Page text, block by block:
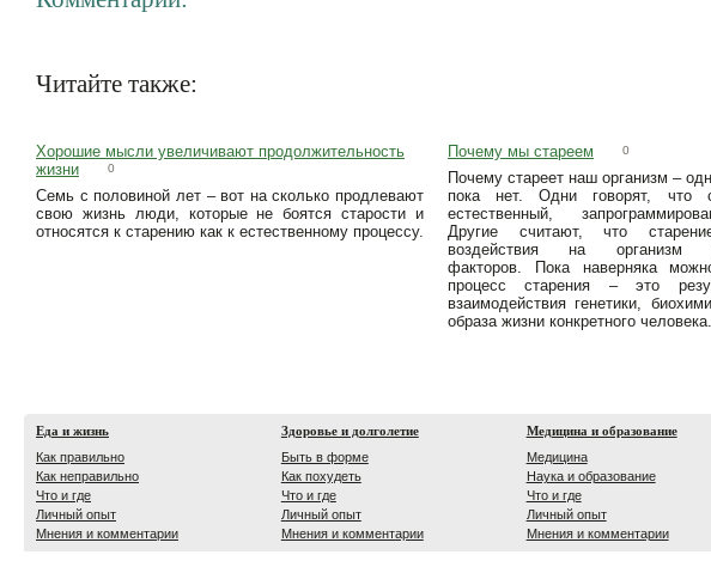
Читайте также:
Хорошие мысли увеличивают продолжительность
жизни
0
Семь с половиной лет – вот на сколько продлевают
свою жизнь люди, которые не боятся старости и
относятся к старению как к естественному процессу.
Почему мы стареем 0
Почему стареет наш организм –
пока нет. Одни говорят, что
естественный,
Другие считают, что
воздействия на организм
факторов. Пока наверняка
процесс старения – это
взаимодействия генетики,
образа жизни конкретного человека.
Еда и жизнь
Как правильно
Как неправильно
Что и где
Личный опыт
Мнения и комментарии
Здоровье и долголетие
Быть в форме
Как похудеть
Что и где
Личный опыт
Мнения и комментарии
Медицина и образование
Медицина
Наука и образование
Что и где
Личный опыт
Мнения и комментарии